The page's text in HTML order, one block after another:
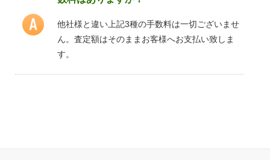
他社様と違い上記3種の手数料は一切ございませ
ん。査定額はそのままお客様へお支払い致しま
す。